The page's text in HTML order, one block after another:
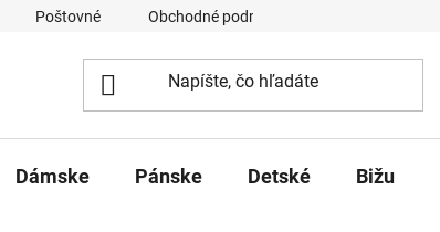
Poštovné Obchodné podmienky
Dámske Pánske Detské Bižu